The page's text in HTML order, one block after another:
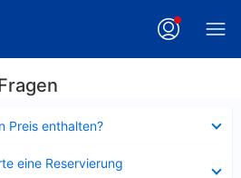
Preis enthalten?
eine Reservierung